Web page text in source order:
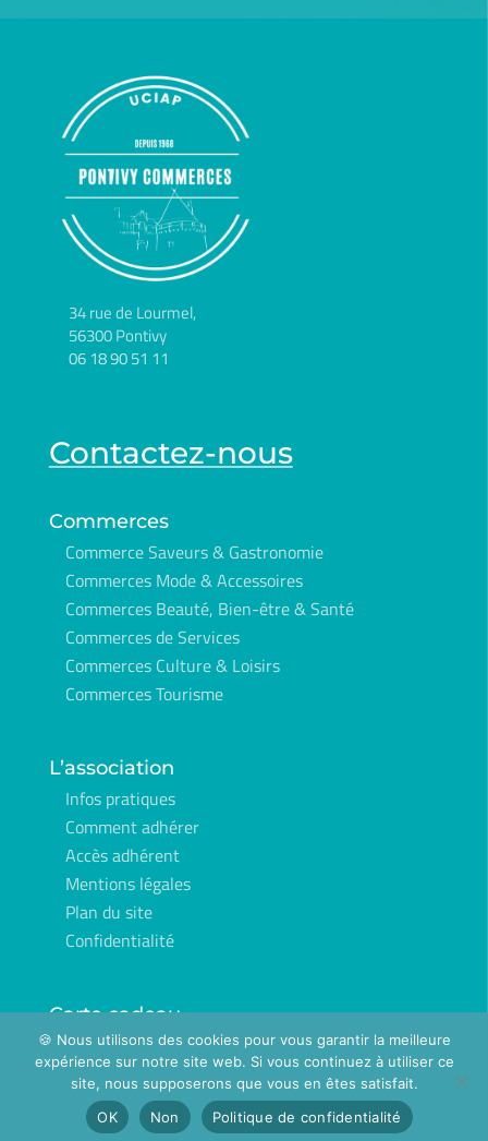
34 rue de Lourmel,
56300 Pontivy
06 18 90 51 11
Contactez-nous
Commerces
Commerce Saveurs & Gastronomie
Commerces Mode & Accessoires
Commerces Beauté, Bien-être & Santé
Commerces de Services
Commerces Culture & Loisirs
Commerces Tourisme
L’association
Infos pratiques
Comment adhérer
Accès adhérent
Mentions légales
Plan du site
Confidentialité
Carte cadeau
Commander
Fait avec ♡ à Pontivy parBreizh tandem
🍪 Nous utilisons des cookies pour vous garantir la meilleure
expérience sur notre site web. Si vous continuez à utiliser ce
site, nous supposerons que vous en êtes satisfait.
OK
Non Politique de confidentialité